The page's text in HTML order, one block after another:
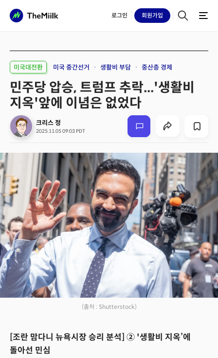
로그인 회원가입
미국대전환 미국 중간선거 생활비 부담 중산층 경제
민주당 압승, 트럼프 추락...'생활비
지옥'앞에 이념은 없었다
크리스 정
2025.11.05 09:03 PDT
(출처 : Shutterstock)
[조란 맘다니 뉴욕시장 승리 분석] ② '생활비 지옥’에
돌아선 민심